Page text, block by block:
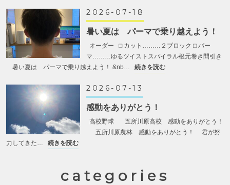
2026-07-18
暑い夏は パーマで乗り越えよう！
オーダー ⬜︎ カット………２ブロック ⬜︎ パー
マ………ゆるツイストスパイラル根元巻き間引き
暑い夏は パーマで乗り越えよう！ &nb…
続きを読む
2026-07-13
感動をありがとう！
高校野球 五所川原高校 感動をありがとう！
五所川原農林 感動をありがとう！ 君が努
力してきた…
続きを読む
categories